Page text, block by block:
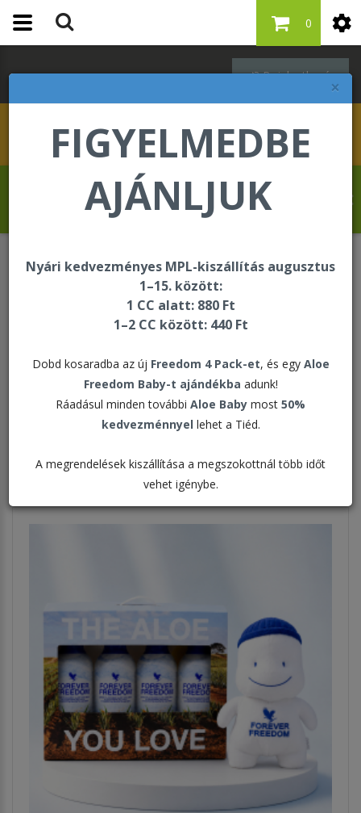
×
FIGYELMEDBE
AJÁNLJUK
Nyári kedvezményes MPL-kiszállítás augusztus
1–15. között:
1 CC alatt: 880 Ft
1–2 CC között: 440 Ft
Dobd kosaradba az új Freedom 4 Pack-et, és egy Aloe
Freedom Baby-t ajándékba adunk!
Ráadásul minden további Aloe Baby most 50%
kedvezménnyel lehet a Tiéd.
A megrendelések kiszállítása a megszokottnál több időt
vehet igénybe.
Bejelentkezés
0
Drevet Fabrice üdvözli Önt a Forever
Living internetes áruházában!
Egységcsomagok
Egységcsomagok
Rendezés: